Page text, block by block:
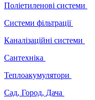
Поліетиленові системи
Системи фільтрації
Каналізаційні системи
Сантехніка
Теплоакумулятори
Сад, Город, Дача